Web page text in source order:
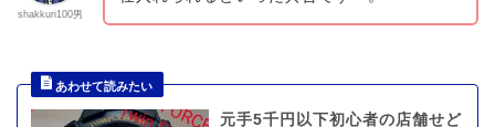
shakkuri100男
元手5千円以下初心者の店舗せど